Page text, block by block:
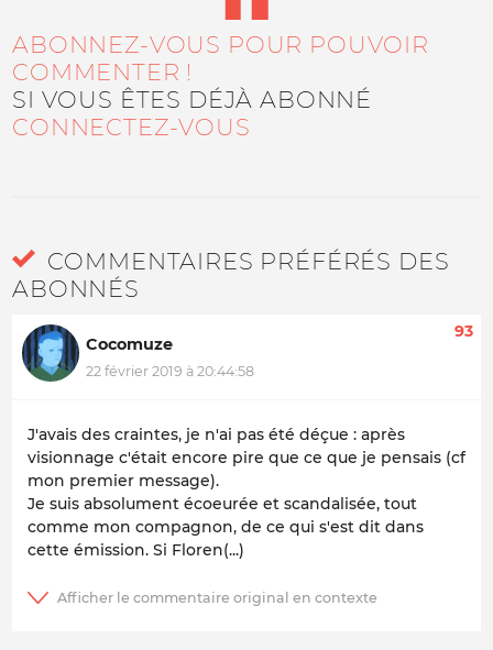
ABONNEZ-VOUS POUR POUVOIR
COMMENTER !
SI VOUS ÊTES DÉJÀ ABONNÉ
CONNECTEZ-VOUS
COMMENTAIRES PRÉFÉRÉS DES
ABONNÉS
Cocomuze
22 février 2019 à 20:44:58
93
J'avais des craintes, je n'ai pas été déçue : après
visionnage c'était encore pire que ce que je pensais (cf
mon premier message).
Je suis absolument écoeurée et scandalisée, tout
comme mon compagnon, de ce qui s'est dit dans
cette émission. Si Floren(...)